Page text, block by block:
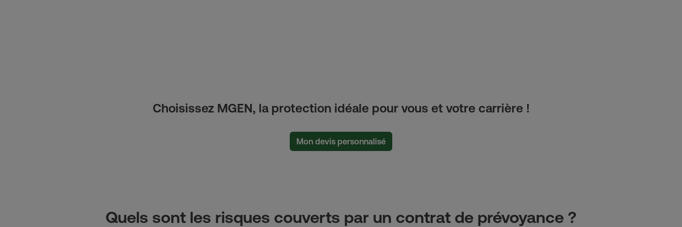
Choisissez MGEN, la protection idéale pour vous et votre carrière !
Mon devis personnalisé
Quels sont les risques couverts par un contrat de prévoyance ?